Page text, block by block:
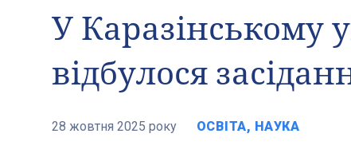
У Каразінському
відбулося
28 жовтня 2025 року ОСВІТА, НАУКА